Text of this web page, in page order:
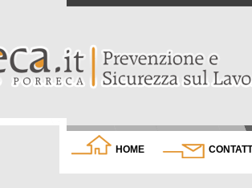
HOME